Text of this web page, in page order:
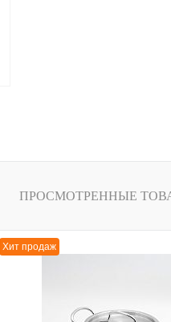
ПРОСМОТРЕННЫЕ
Хит продаж